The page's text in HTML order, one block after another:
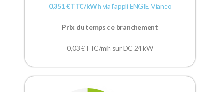
0,351 €TTC/kWh via l’appli ENGIE Vianeo
Prix du temps de branchement
0,03 €TTC/min sur DC 24 kW